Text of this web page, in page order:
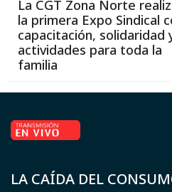
La CGT Zona Norte
la primera Expo Sindical
capacitación, solidaridad
actividades para toda la
familia
LA CAÍDA DEL